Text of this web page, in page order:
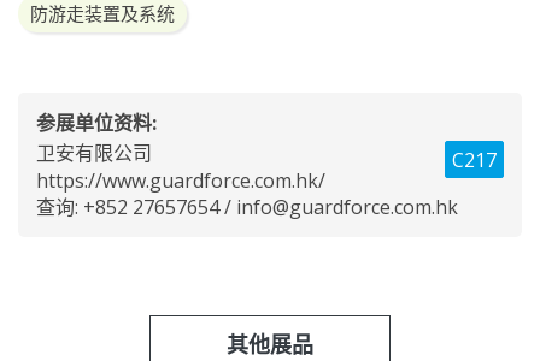
防游走装置及系统
参展单位资料:
C217
卫安有限公司
https://www.guardforce.com.hk/
查询: +852 27657654 / info@guardforce.com.hk
其他展品